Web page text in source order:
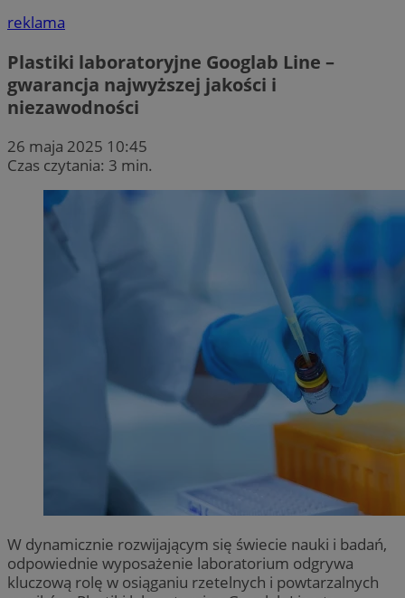
reklama
Plastiki laboratoryjne Googlab Line –
gwarancja najwyższej jakości i
niezawodności
26 maja 2025 10:45
Czas czytania: 3 min.
W dynamicznie rozwijającym się świecie nauki i badań,
odpowiednie wyposażenie laboratorium odgrywa
kluczową rolę w osiąganiu rzetelnych i powtarzalnych